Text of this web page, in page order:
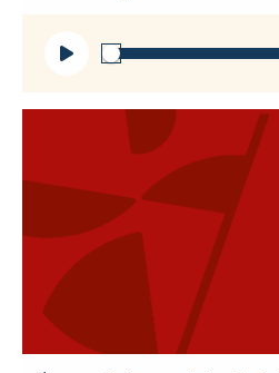
Lecteur
audio